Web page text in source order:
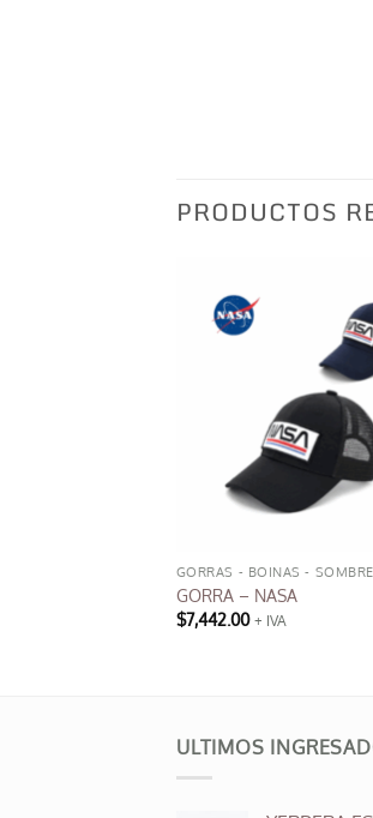
PRODUCTOS
GORRAS - BOINAS -
GORRA – NASA
$7,442.00 + IVA
variantes.
Las
ULTIMOS